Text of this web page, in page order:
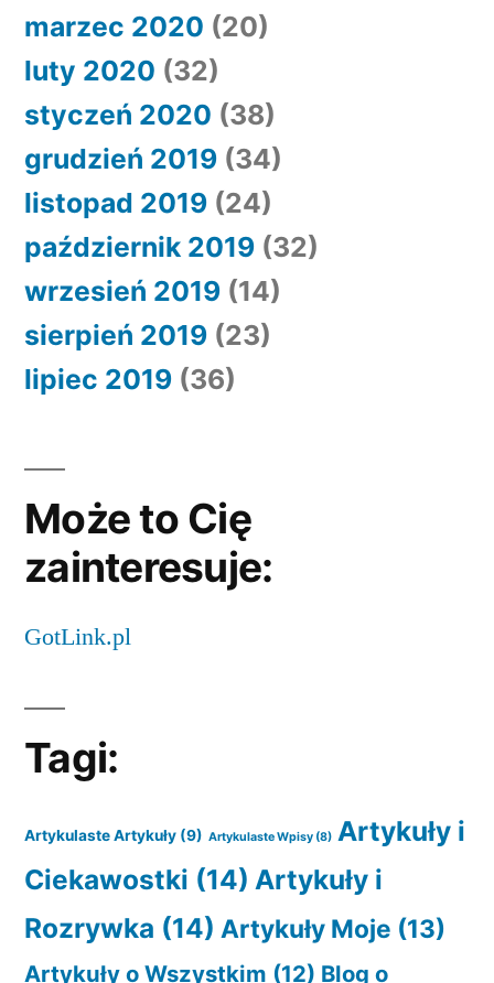
marzec 2020 (20)
luty 2020 (32)
styczeń 2020 (38)
grudzień 2019 (34)
listopad 2019 (24)
październik 2019 (32)
wrzesień 2019 (14)
sierpień 2019 (23)
lipiec 2019 (36)
Może to Cię
zainteresuje:
GotLink.pl
Tagi:
Artykulaste Artykuły (9) Artykulaste Wpisy (8) Artykuły i
Ciekawostki (14) Artykuły i
Rozrywka (14) Artykuły Moje (13)
Artykuły o Wszystkim (12) Blog o